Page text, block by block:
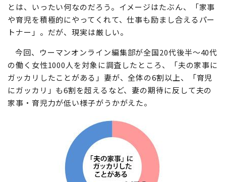
とは、いったい何なのだろう。イメージはたぶん、「家事
や育児を積極的にやってくれて、仕事も励まし合えるパー
トナー」。だが、現実は厳しい。
今回、ウーマンオンライン編集部が全国20代後半～40代
の働く女性1000人を対象に調査したところ、「夫の家事に
ガッカリしたことがある」妻が、全体の6割以上、「育児
にガッカリ」も6割を超えるなど、妻の期待に反して夫の
家事・育児力が低い様子がうかがえた。